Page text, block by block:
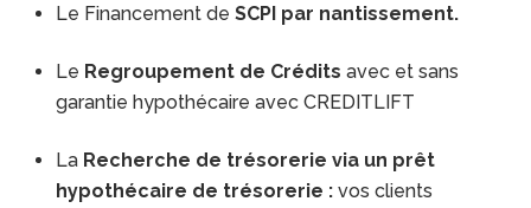
Le Financement deSCPI par nantissement.
Le Regroupement de Créditsavec et sans
garantie hypothécaire avec CREDITLIFT
La Recherche de trésorerie via un prêt
hypothécaire de trésorerie :vos clients